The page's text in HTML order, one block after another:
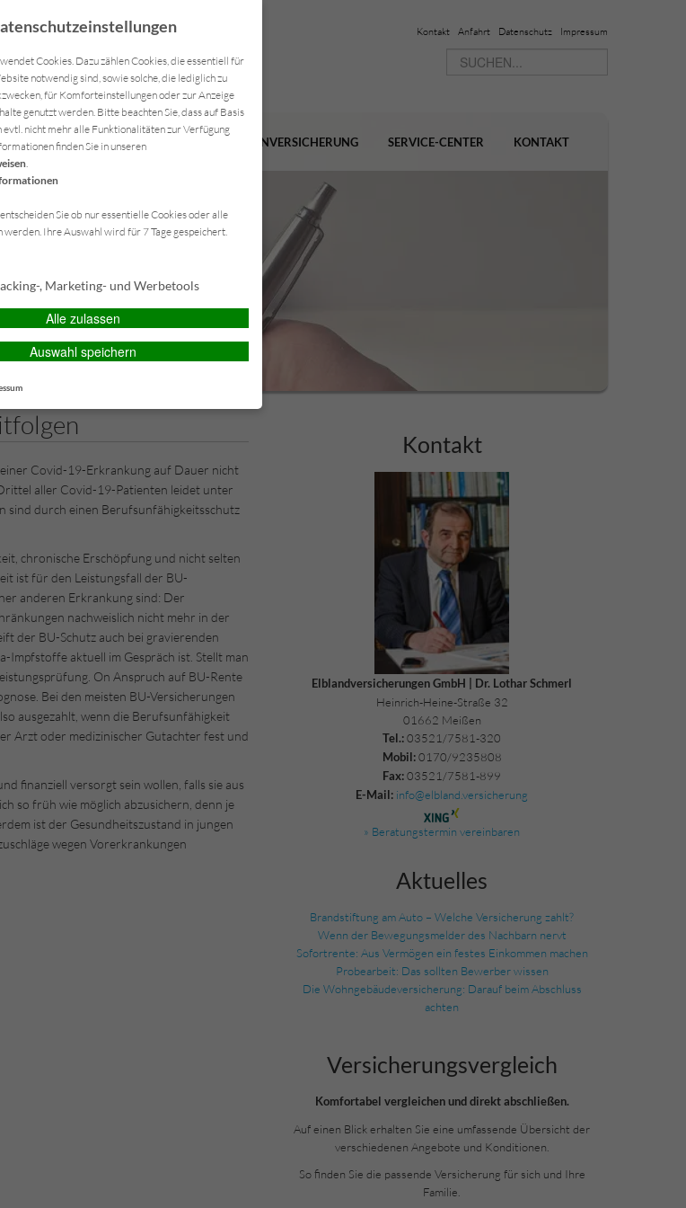
Kontakt Anfahrt Datenschutz Impressum
VORSORGE FIRMENVERSICHERUNG SERVICE-CENTER KONTAKT
Covid-19-Erkrankung auf Dauer nicht
aller Covid-19-Patienten leidet unter
sind durch einen Berufsunfähigkeitsschutz
chronische Erschöpfung und nicht selten
ist für den Leistungsfall der BU-
anderen Erkrankung sind: Der
nachweislich nicht mehr in der
der BU-Schutz auch bei gravierenden
Impfstoffe aktuell im Gespräch ist. Stellt man
On Anspruch auf BU-Rente
Bei den meisten BU-Versicherungen
ausgezahlt, wenn die Berufsunfähigkeit
Arzt oder medizinischer Gutachter fest und
finanziell versorgt sein wollen, falls sie aus
so früh wie möglich abzusichern, denn je
ist der Gesundheitszustand in jungen
wegen Vorerkrankungen
Kontakt
Elblandversicherungen GmbH | Dr. Lothar Schmerl
Heinrich-Heine-Straße 32
01662 Meißen
Tel.: 03521/7581-320
Mobil:0170/9235808
Fax: 03521/7581-899
E-Mail: info@elbland.versicherung
» Beratungstermin vereinbaren
Aktuelles
Brandstiftung am Auto – Welche Versicherung zahlt?
Wenn der Bewegungsmelder des Nachbarn nervt
Sofortrente: Aus Vermögen ein festes Einkommen machen
Probearbeit: Das sollten Bewerber wissen
Die Wohngebäudeversicherung: Darauf beim Abschluss
achten
Versicherungs­vergleich
Komfortabel vergleichen und direkt abschließen.
Auf einen Blick erhalten Sie eine umfassende Übersicht der
verschiedenen Angebote und Konditionen.
So finden Sie die passende Versicherung für sich und Ihre
Familie.
Cookies. Dazu zählen Cookies, die essentiell für
notwendig sind, sowie solche, die lediglich zu
für Komforteinstellungen oder zur Anzeige
genutzt werden. Bitte beachten Sie, dass auf Basis
nicht mehr alle Funktionalitäten zur Verfügung
finden Sie in unseren
.
Sie ob nur essentielle Cookies oder alle
werden. Ihre Auswahl wird für 7 Tage gespeichert.
, Marketing- und Werbetools
Alle zulassen
Auswahl speichern